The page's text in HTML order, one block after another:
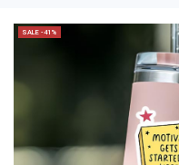
SALE -41%